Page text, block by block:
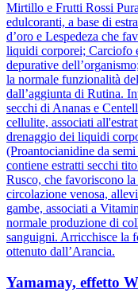
Mirtillo e Frutti Rossi
edulcoranti, a base di
d’oro e Lespedeza che
liquidi corporei; Carciofo
depurative
la normale funzionalità
dall’aggiunta di Rutina.
secchi di Ananas e
cellulite, associati
drenaggio dei liquidi
(Proantocianidine da
contiene estratti secchi
Rusco, che favoriscono
circolazione venosa,
gambe, associati a
normale produzione di
sanguigni. Arricchisce la
ottenuto dall’Arancia.
Yamamay, effetto